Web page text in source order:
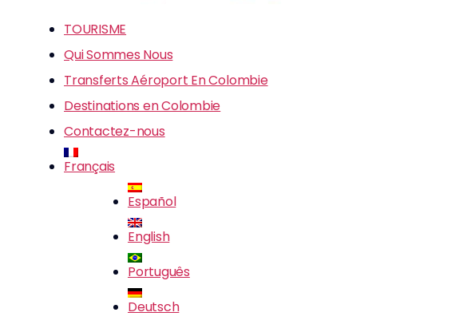
TOURISME
Qui Sommes Nous
Transferts Aéroport En Colombie
Destinations en Colombie
Contactez-nous
Français
Español
English
Português
Deutsch